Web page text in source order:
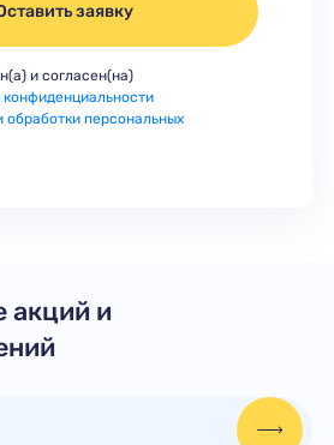
заявку
и согласен(на)
конфиденциальности
обработки персональных
акций и